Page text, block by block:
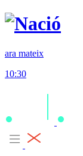
ara mateix
10:30